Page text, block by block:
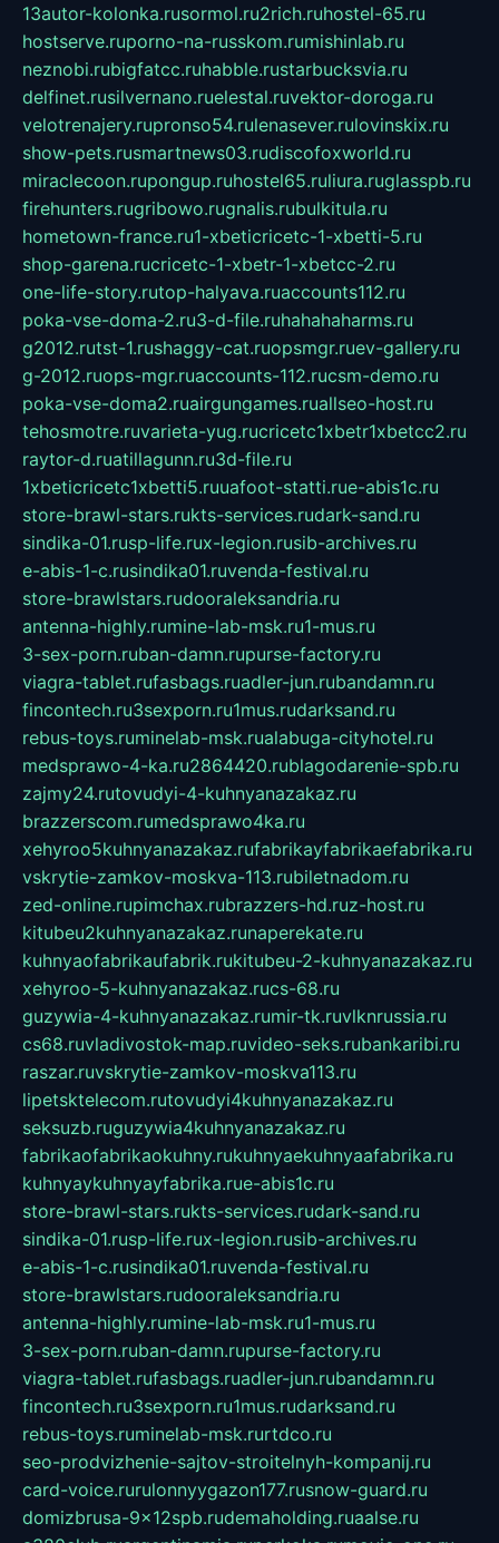
13autor-kolonka.rusormol.ru2rich.ruhostel-65.ru
hostserve.ruporno-na-russkom.rumishinlab.ru
neznobi.rubigfatcc.ruhabble.rustarbucksvia.ru
delfinet.rusilvernano.ruelestal.ruvektor-doroga.ru
velotrenajery.rupronso54.rulenasever.rulovinskix.ru
show-pets.rusmartnews03.rudiscofoxworld.ru
miraclecoon.rupongup.ruhostel65.ruliura.ruglasspb.ru
firehunters.rugribowo.rugnalis.rubulkitula.ru
hometown-france.ru1-xbeticricetc-1-xbetti-5.ru
shop-garena.rucricetc-1-xbetr-1-xbetcc-2.ru
one-life-story.rutop-halyava.ruaccounts112.ru
poka-vse-doma-2.ru3-d-file.ruhahahaharms.ru
g2012.rutst-1.rushaggy-cat.ruopsmgr.ruev-gallery.ru
g-2012.ruops-mgr.ruaccounts-112.rucsm-demo.ru
poka-vse-doma2.ruairgungames.ruallseo-host.ru
tehosmotre.ruvarieta-yug.rucricetc1xbetr1xbetcc2.ru
raytor-d.ruatillagunn.ru3d-file.ru
1xbeticricetc1xbetti5.ruuafoot-statti.rue-abis1c.ru
store-brawl-stars.rukts-services.rudark-sand.ru
sindika-01.rusp-life.rux-legion.rusib-archives.ru
e-abis-1-c.rusindika01.ruvenda-festival.ru
store-brawlstars.rudooraleksandria.ru
antenna-highly.rumine-lab-msk.ru1-mus.ru
3-sex-porn.ruban-damn.rupurse-factory.ru
viagra-tablet.rufasbags.ruadler-jun.rubandamn.ru
fincontech.ru3sexporn.ru1mus.rudarksand.ru
rebus-toys.ruminelab-msk.rualabuga-cityhotel.ru
medsprawo-4-ka.ru2864420.rublagodarenie-spb.ru
zajmy24.rutovudyi-4-kuhnyanazakaz.ru
brazzerscom.rumedsprawo4ka.ru
xehyroo5kuhnyanazakaz.rufabrikayfabrikaefabrika.ru
vskrytie-zamkov-moskva-113.rubiletnadom.ru
zed-online.rupimchax.rubrazzers-hd.ruz-host.ru
kitubeu2kuhnyanazakaz.runaperekate.ru
kuhnyaofabrikaufabrik.rukitubeu-2-kuhnyanazakaz.ru
xehyroo-5-kuhnyanazakaz.rucs-68.ru
guzywia-4-kuhnyanazakaz.rumir-tk.ruvlknrussia.ru
cs68.ruvladivostok-map.ruvideo-seks.rubankaribi.ru
raszar.ruvskrytie-zamkov-moskva113.ru
lipetsktelecom.rutovudyi4kuhnyanazakaz.ru
seksuzb.ruguzywia4kuhnyanazakaz.ru
fabrikaofabrikaokuhny.rukuhnyaekuhnyaafabrika.ru
kuhnyaykuhnyayfabrika.rue-abis1c.ru
store-brawl-stars.rukts-services.rudark-sand.ru
sindika-01.rusp-life.rux-legion.rusib-archives.ru
e-abis-1-c.rusindika01.ruvenda-festival.ru
store-brawlstars.rudooraleksandria.ru
antenna-highly.rumine-lab-msk.ru1-mus.ru
3-sex-porn.ruban-damn.rupurse-factory.ru
viagra-tablet.rufasbags.ruadler-jun.rubandamn.ru
fincontech.ru3sexporn.ru1mus.rudarksand.ru
rebus-toys.ruminelab-msk.rurtdco.ru
seo-prodvizhenie-sajtov-stroitelnyh-kompanij.ru
card-voice.rurulonnyygazon177.rusnow-guard.ru
domizbrusa-9x12spb.rudemaholding.ruaalse.ru